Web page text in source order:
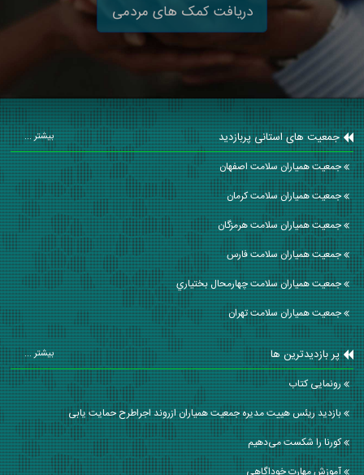
دریافت کمک های مردمی
جمعیت های استانی پربازدید بیشتر ...
جمعیت همیاران سلامت اصفهان
جمعیت همیاران سلامت كرمان
جمعیت همیاران سلامت هرمزگان
جمعیت همیاران سلامت فارس
جمعیت همیاران سلامت چهارمحال بختياري
جمعیت همیاران سلامت تهران
پر بازدیدترین ها بیشتر ...
رونمایی کتاب
بازدید ریئس هییت مدیره جمعیت همیاران ازروند اجراطرح حمایت یابی
کورنا را شکست می‌دهیم
آموزش مهارت خوداگاهی